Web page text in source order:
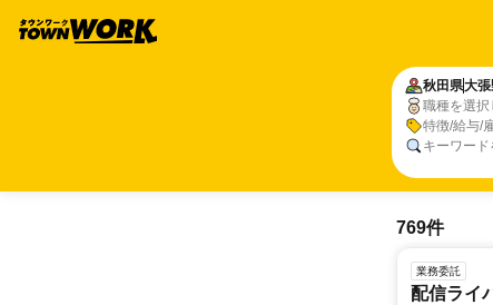
秋田県大
職種を選
特徴/給与/
キーワー
769件
業務委託
配信ライ